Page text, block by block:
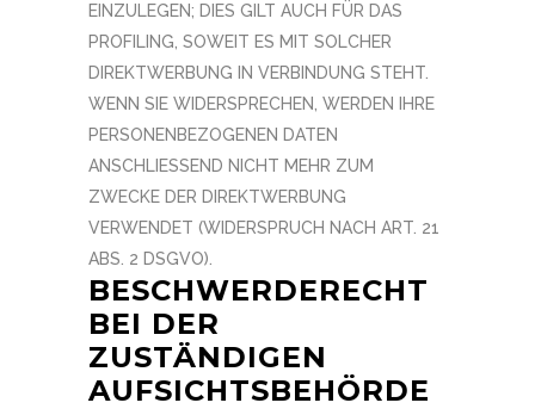
EINZULEGEN; DIES GILT AUCH FÜR DAS
PROFILING, SOWEIT ES MIT SOLCHER
DIREKTWERBUNG IN VERBINDUNG STEHT.
WENN SIE WIDERSPRECHEN, WERDEN IHRE
PERSONENBEZOGENEN DATEN
ANSCHLIESSEND NICHT MEHR ZUM
ZWECKE DER DIREKTWERBUNG
VERWENDET (WIDERSPRUCH NACH ART. 21
ABS. 2 DSGVO).
BESCHWERDE­RECHT
BEI DER
ZUSTÄNDIGEN
AUFSICHTS­BEHÖRDE